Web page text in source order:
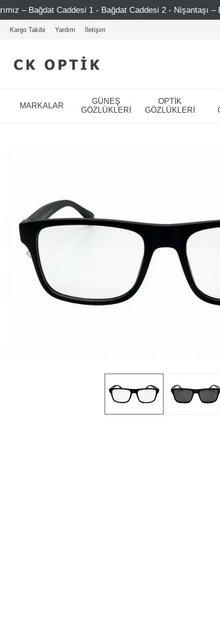
Caddesi 1 - Bağdat Caddesi 2 - Nişantaşı – Etiler –
Kargo Takibi Yardım İletişim
MARKALAR
GÜNEŞ
GÖZLÜKLERİ
OPTİK
GÖZLÜKLERİ